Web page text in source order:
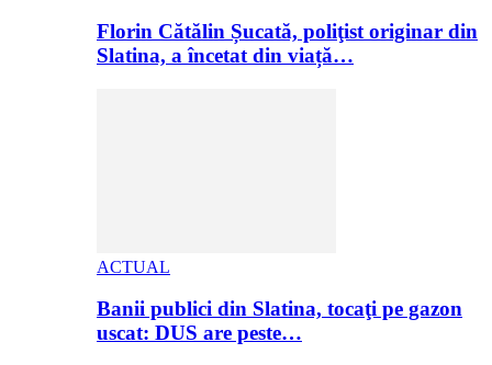
Florin Cătălin Șucată, poliţist originar din
Slatina, a încetat din viață…
ACTUAL
Banii publici din Slatina, tocaţi pe gazon
uscat: DUS are peste…